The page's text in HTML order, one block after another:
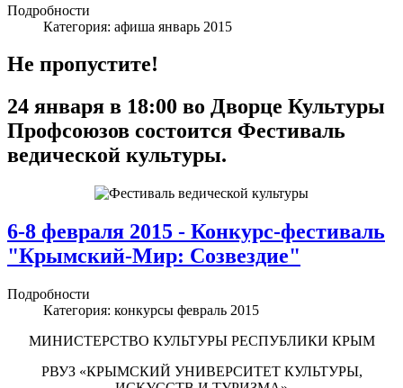
Подробности
Категория: афиша январь 2015
Не пропустите!
24 января в 18:00 во Дворце Культуры
Профсоюзов состоится Фестиваль
ведической культуры.
6-8 февраля 2015 - Конкурс-фестиваль
"Крымский-Мир: Созвездие"
Подробности
Категория: конкурсы февраль 2015
МИНИСТЕРСТВО КУЛЬТУРЫ РЕСПУБЛИКИ КРЫМ
РВУЗ «КРЫМСКИЙ УНИВЕРСИТЕТ КУЛЬТУРЫ,